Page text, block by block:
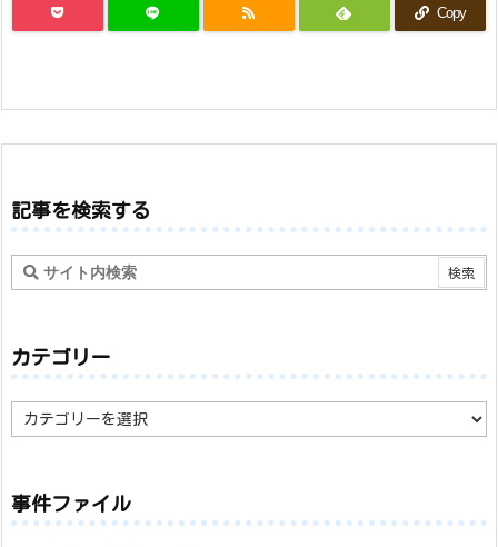
Copy
記事を検索する
カテゴリー
カ
テ
ー
事件ファイル